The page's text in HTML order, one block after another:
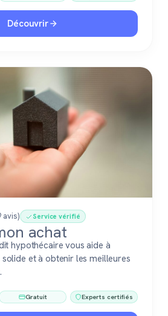
Découvrir
avis) Service vérifié
achat
hypothécaire vous aide à
et à obtenir les meilleures
Gratuit Experts certifiés